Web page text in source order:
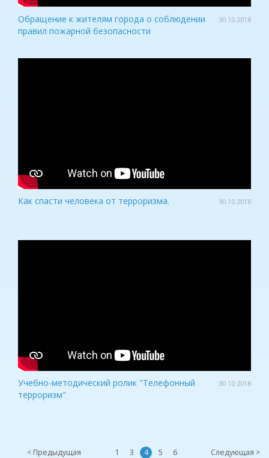
Обращение к жителям города о соблюдении
правил пожарной безопасности
30.10.2018
Как спасти человека от терроризма. 30.10.2018
Учебно-методический ролик "Телефонный
терроризм"
30.10.2018
< Предыдущая 1 3 4 5 6 Следующая >